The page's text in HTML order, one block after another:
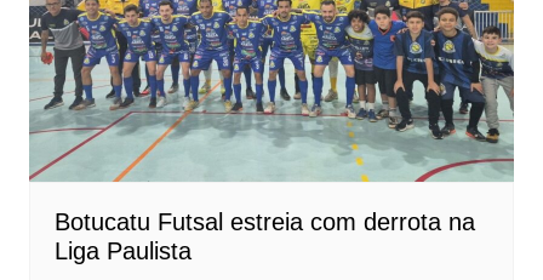
Botucatu Futsal estreia com derrota na
Liga Paulista